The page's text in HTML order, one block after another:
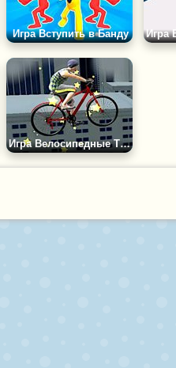
Игра Вступить в Банду
Игра Велосипедные Трюки на Крыше